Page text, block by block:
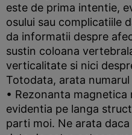
este de prima intentie,
osului sau complicatiile
da informatii despre
sustin coloana
verticalitate si nici
Totodata, arata
• Rezonanta
evidentia pe langa
parti moi. Ne arata